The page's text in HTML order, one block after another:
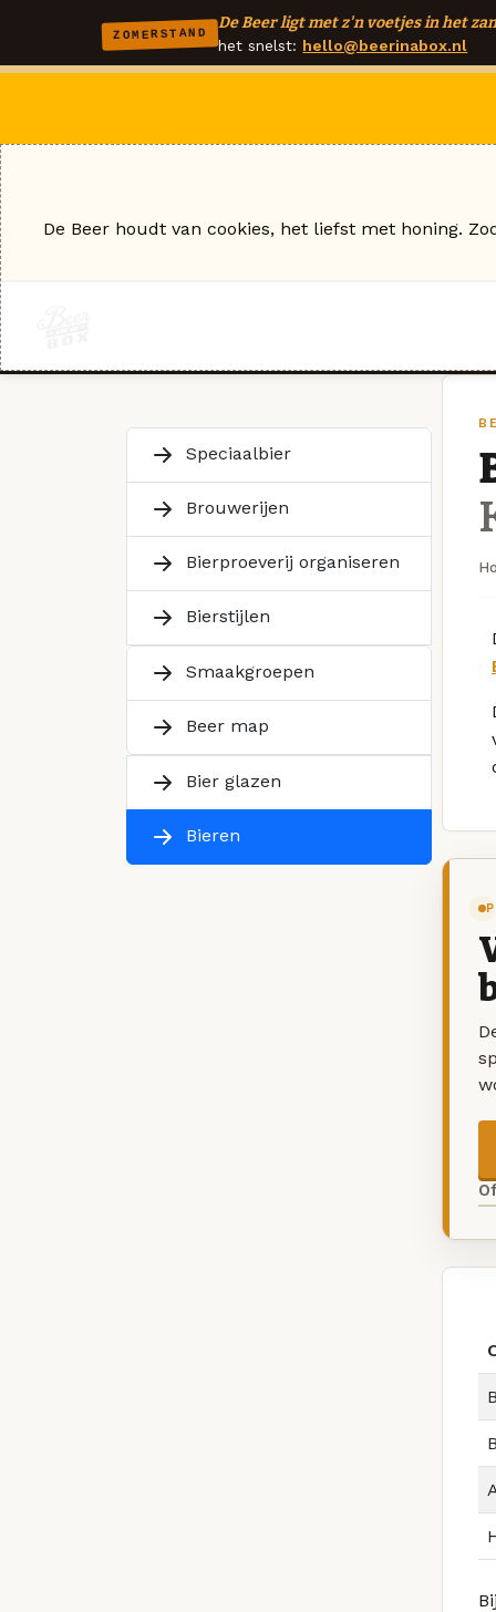
ZOMERSTAND
De Beer ligt met z'n voetjes in het
het snelst: hello@beerinabox.nl
Speciaalbier
Brouwerijen
Bierproeverij organiseren
Bierstijlen
Smaakgroepen
Beer map
Bier glazen
Bieren
De Beer houdt van cookies, het liefst met honing.